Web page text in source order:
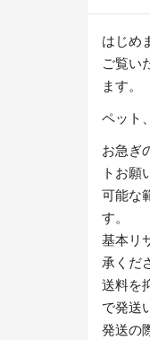
はじめ
ご覧い
ます。
ペット
お急ぎ
トお願
可能な
す。
基本リ
承くだ
送料を
で発送
発送の